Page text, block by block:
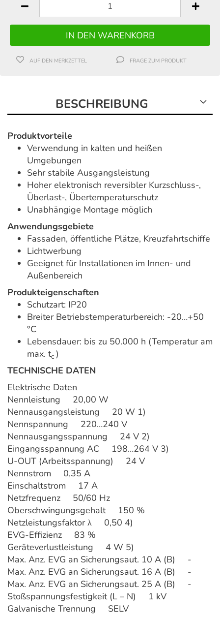
AUF DEN MERKZETTEL FRAGE ZUM PRODUKT
BESCHREIBUNG
Produktvorteile
Verwendung in kalten und heißen
Umgebungen
Sehr stabile Ausgangsleistung
Hoher elektronisch reversibler Kurzschluss-,
Überlast-, Übertemperaturschutz
Unabhängige Montage möglich
Anwendungsgebiete
Fassaden, öffentliche Plätze, Kreuzfahrtschiffe
Lichtwerbung
Geeignet für Installationen im Innen- und
Außenbereich
Produkteigenschaften
Schutzart: IP20
Breiter Betriebstemperaturbereich: -20…+50
°C
Lebensdauer: bis zu 50.000 h (Temperatur am
max. tc )
TECHNISCHE DATEN
Elektrische Daten
Nennleistung 20,00 W
Nennausgangsleistung 20 W 1)
Nennspannung 220…240 V
Nennausgangsspannung 24 V 2)
Eingangsspannung AC 198…264 V 3)
U-OUT (Arbeitsspannung) 24 V
Nennstrom 0,35 A
Einschaltstrom 17 A
Netzfrequenz 50/60 Hz
Oberschwingungsgehalt 150 %
Netzleistungsfaktor λ 0,50 4)
EVG-Effizienz 83 %
Geräteverlustleistung 4 W 5)
Max. Anz. EVG an Sicherungsaut. 10 A (B) -
Max. Anz. EVG an Sicherungsaut. 16 A (B) -
Max. Anz. EVG an Sicherungsaut. 25 A (B) -
Stoßspannungsfestigkeit (L – N) 1 kV
Galvanische Trennung SELV